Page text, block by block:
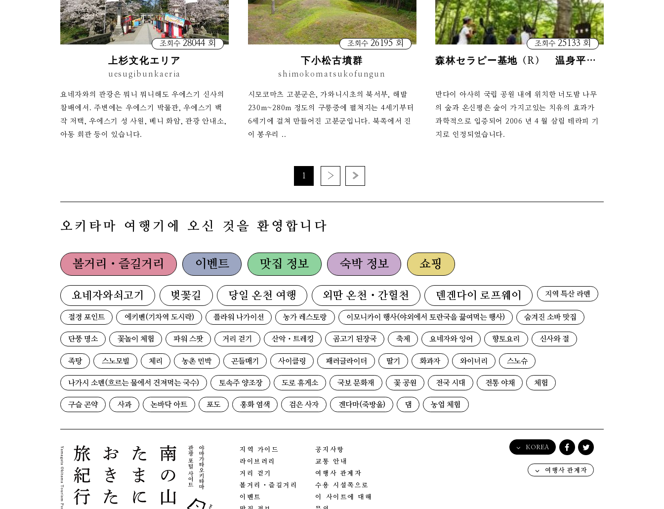
조회수 28044 회
上杉文化エリア
uesugibunkaeria
요네자와의 관광은 뭐니 뭐니해도 우에스기 신사의
참배에서. 주변에는 우에스기 박물관, 우에스기 백
작 저택, 우에스기 성 사원, 베니 화암, 관광 안내소,
아동 회관 등이 있습니다.
조회수26195 회
下小松古墳群
shimokomatsukofungun
시모코마츠 고분군은, 가와니시초의 북서부, 해발
230m~280m 정도의 구릉중에 펼쳐지는 4세기부터
6세기에 걸쳐 만들어진 고분군입니다. 북쪽에서 진
이 봉우리 ..
조회수 25133 회
森林セラピー基地（R） 温身平 ブナの森散策
반다이 아사히 국립 공원 내에 위치한 너도밤 나무
의 숲과 온신평은 숲이 가지고있는 치유의 효과가
과학적으로 입증되어 2006 년 4 월 삼림 테라피 기
지로 인정되었습니다.
1 › »
오키타마 여행기에 오신 것을 환영합니다
볼거리・즐길거리 이벤트 맛집 정보 숙박 정보 쇼핑
요네자와쇠고기 벚꽃길 당일 온천 여행 외딴 온천・간헐천 덴겐다이 로프웨이 지역 특산 라멘
절경 포인트 에키벤(기차역 도시락) 플라워 나가이선 농가 레스토랑 이모니카이 행사(야외에서 토란국을 끓여먹는 행사) 숨겨진 소바 맛집
단풍 명소 꽃놀이 체험 파워 스팟 거리 걷기 산악・트레킹 곰고기 된장국 축제 요네자와 잉어 향토요리 신사와 절
족탕 스노모빌 체리 농촌 민박 곤들매기 사이클링 패러글라이더 딸기 화과자 와이너리 스노슈
나가시 소멘(흐르는 물에서 건져먹는 국수) 토속주 양조장 도로 휴게소 국보 문화재 꽃 공원 전국 시대 전통 야채 체험
구슬 곤약 사과 논바닥 아트 포도 홍화 염색 검은 사자 겐다마(죽방울) 댐 농업 체험
지역 가이드
라이브러리
거리 걷기
볼거리・즐길거리
이벤트
공지사항
교통 안내
여행사 관계자
수용 시설쪽으로
이 사이트에 대해
KOREA
English
日本語
여행사 관계자